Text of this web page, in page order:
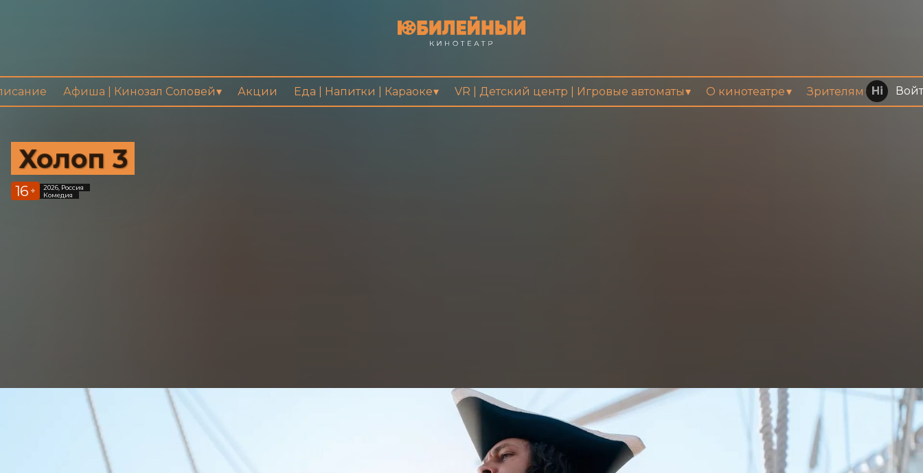
Афиша | Кинозал Соловей Акции Еда | Напитки | Караоке VR | Детский центр | Игровые автоматы О кинотеатре Зрителям
Холоп 3
16 +
2026, Россия
Комедия